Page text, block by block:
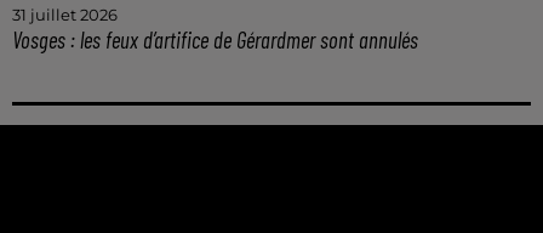
31 juillet 2026
Vosges : les feux d’artifice de Gérardmer sont annulés